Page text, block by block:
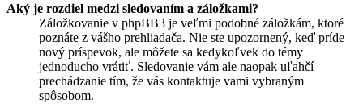
Aký je rozdiel medzi sledovaním a záložkami?
Záložkovanie v phpBB3 je veľmi podobné záložkám, ktoré
poznáte z vášho prehliadača. Nie ste upozornený, keď príde
nový príspevok, ale môžete sa kedykoľvek do témy
jednoducho vrátiť. Sledovanie vám ale naopak uľahčí
prechádzanie tím, že vás kontaktuje vami vybraným
spôsobom.